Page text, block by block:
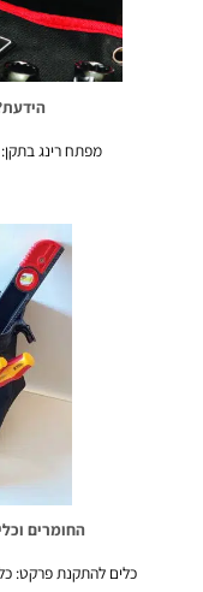
הידעת?
מפתח רינג בתקן: כיצד
החומרים וכלי
כלים להתקנת פרקט: כל